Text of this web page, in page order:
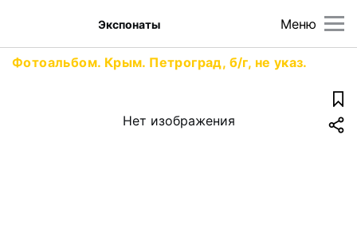
Меню
Экспонаты
Фотоальбом. Крым. Петроград, б/г, не указ.
Нет изображения